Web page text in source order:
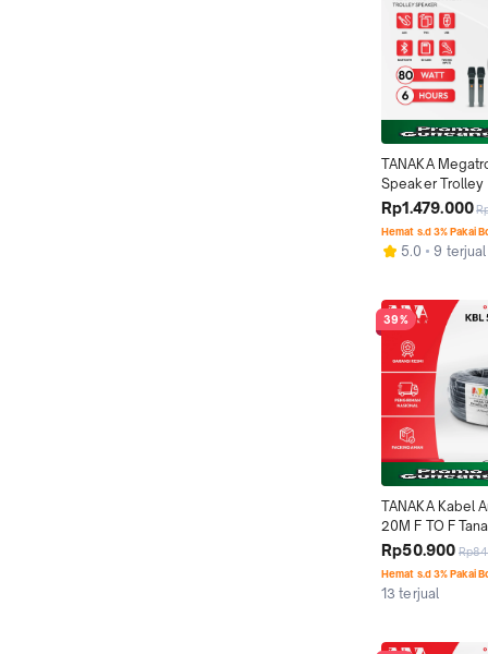
TANAKA
Speaker Trolley
Inch Portable
Outdoor
Wireless
Rp1.479.000
Hemat s.d 3% Pakai
5.0 9 terjual
39%
TANAKA Kabel
20M F TO F
Coaxial 20
Premium Anti
Lama
Rp50.900
Hemat s.d 3% Pakai
13 terjual